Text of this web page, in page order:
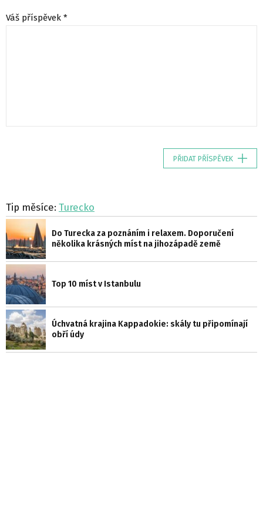
Váš příspěvek *
PŘIDAT PŘÍSPĚVEK
Tip měsíce: Turecko
Do Turecka za poznáním i relaxem. Doporučení
několika krásných míst na jihozápadě země
Top 10 míst v Istanbulu
Úchvatná krajina Kappadokie: skály tu připomínají
obří údy